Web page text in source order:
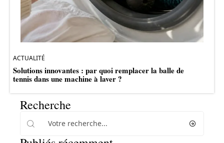
ACTUALITÉ
Solutions innovantes : par quoi remplacer la balle de
tennis dans une machine à laver ?
Recherche